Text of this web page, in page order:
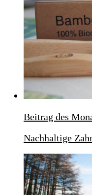
Beitrag des
Nachhaltige